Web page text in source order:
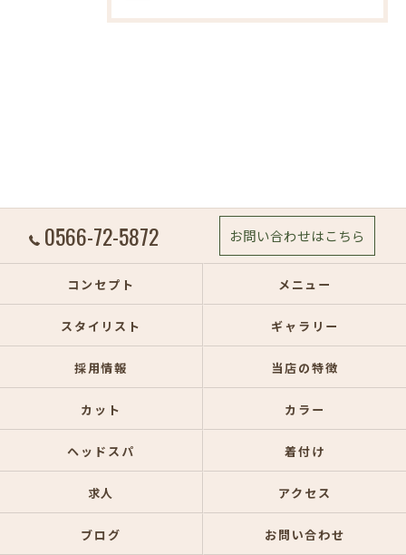
0566-72-5872 お問い合わせはこちら
コンセプト メニュー
スタイリスト ギャラリー
採用情報 当店の特徴
カット カラー
ヘッドスパ 着付け
求人 アクセス
ブログ お問い合わせ